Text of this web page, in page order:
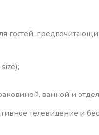
гостей,
ванной и
телевидение и